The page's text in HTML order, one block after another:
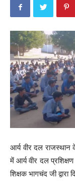
आर्य वीर दल
में आर्य वीर दल
शिक्षक भागचंद जी द्वारा